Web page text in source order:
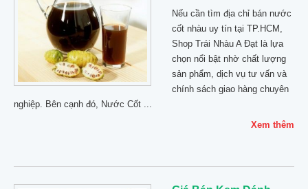
Nếu cần tìm địa chỉ bán nước
cốt nhàu uy tín tại TP.HCM,
Shop Trái Nhàu A Đạt là lựa
chọn nổi bật nhờ chất lượng
sản phẩm, dịch vụ tư vấn và
chính sách giao hàng chuyên
nghiệp. Bên cạnh đó, Nước Cốt ...
Xem thêm